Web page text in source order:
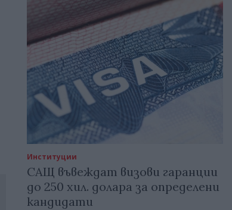
Институции
САЩ въвеждат визови гаранции
до 250 хил. долара за определени
кандидати